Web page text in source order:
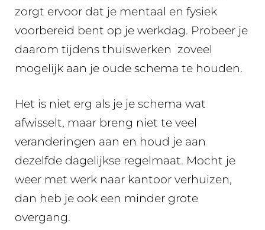
zorgt ervoor dat je mentaal en fysiek
voorbereid bent op je werkdag. Probeer je
daarom tijdens thuiswerken zoveel
mogelijk aan je oude schema te houden.
Het is niet erg als je je schema wat
afwisselt, maar breng niet te veel
veranderingen aan en houd je aan
dezelfde dagelijkse regelmaat. Mocht je
weer met werk naar kantoor verhuizen,
dan heb je ook een minder grote
overgang.